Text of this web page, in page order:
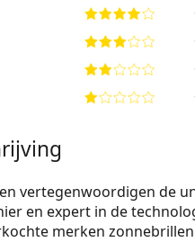
vertegenwoordigen de
en expert in de
merken